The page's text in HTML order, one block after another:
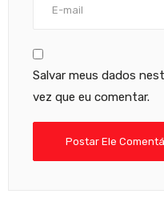
Salvar meus dados
vez que eu comentar.